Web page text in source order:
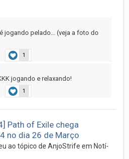
jogando pelado... (veja a foto do
1
jogando e relaxando!
1
Path of Exile chega
no dia 26 de Março
ao tópico de AnjoStrife em Notí­